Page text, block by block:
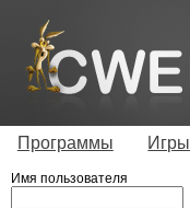
Программы Игры
Имя пользователя